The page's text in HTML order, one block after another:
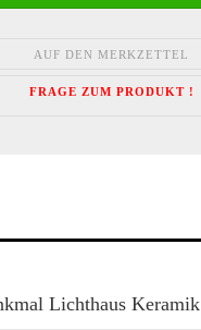
AUF DEN MERKZETTEL
FRAGE ZUM PRODUKT !
Lichthaus Keramik